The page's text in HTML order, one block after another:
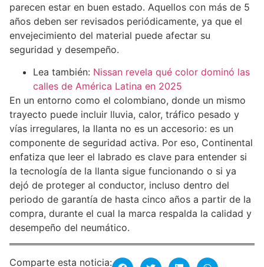
parecen estar en buen estado. Aquellos con más de 5
años deben ser revisados periódicamente, ya que el
envejecimiento del material puede afectar su
seguridad y desempeño.
Lea también: Nissan revela qué color dominó las
calles de América Latina en 2025
En un entorno como el colombiano, donde un mismo
trayecto puede incluir lluvia, calor, tráfico pesado y
vías irregulares, la llanta no es un accesorio: es un
componente de seguridad activa. Por eso, Continental
enfatiza que leer el labrado es clave para entender si
la tecnología de la llanta sigue funcionando o si ya
dejó de proteger al conductor, incluso dentro del
periodo de garantía de hasta cinco años a partir de la
compra, durante el cual la marca respalda la calidad y
desempeño del neumático.
Comparte esta noticia: